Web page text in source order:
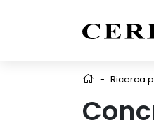
- Ricerca